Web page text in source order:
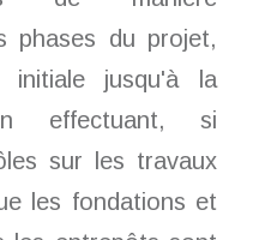
phases du projet,
initiale jusqu'à la
effectuant, si
sur les travaux
les fondations et